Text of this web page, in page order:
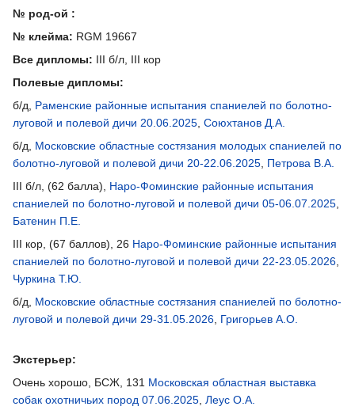
№ род-ой :
№ клейма: RGM 19667
Все дипломы: III б/л, III кор
Полевые дипломы:
б/д, Раменские районные испытания спаниелей по болотно-
луговой и полевой дичи 20.06.2025, Союхтанов Д.А.
б/д, Московские областные состязания молодых спаниелей по
болотно-луговой и полевой дичи 20-22.06.2025, Петрова В.А.
III б/л, (62 балла), Наро-Фоминские районные испытания
спаниелей по болотно-луговой и полевой дичи 05-06.07.2025,
Батенин П.Е.
III кор, (67 баллов), 26 Наро-Фоминские районные испытания
спаниелей по болотно-луговой и полевой дичи 22-23.05.2026,
Чуркина Т.Ю.
б/д, Московские областные состязания спаниелей по болотно-
луговой и полевой дичи 29-31.05.2026, Григорьев А.О.
Экстерьер:
Очень хорошо, БСЖ, 131 Московская областная выставка
собак охотничьих пород 07.06.2025, Леус О.А.